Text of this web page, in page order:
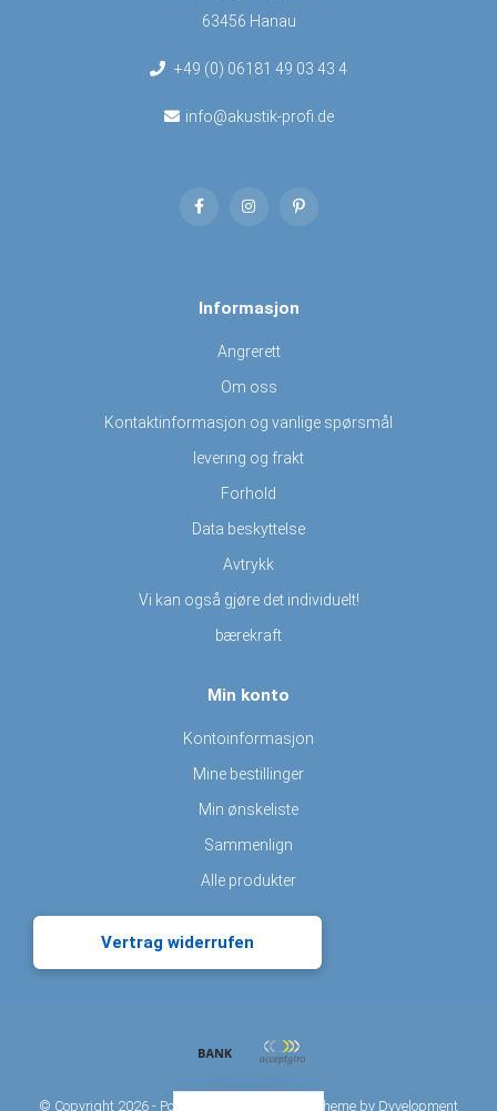
63456 Hanau
+49 (0) 06181 49 03 43 4
info@akustik-profi.de
Informasjon
Angrerett
Om oss
Kontaktinformasjon og vanlige spørsmål
levering og frakt
Forhold
Data beskyttelse
Avtrykk
Vi kan også gjøre det individuelt!
bærekraft
Min konto
Kontoinformasjon
Mine bestillinger
Min ønskeliste
Sammenlign
Alle produkter
Vertrag widerrufen
© Copyright 2026 - Powered by - Theme by Dyvelopment